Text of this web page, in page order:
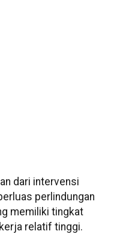
dari intervensi
perlindungan
memiliki tingkat
relatif tinggi.